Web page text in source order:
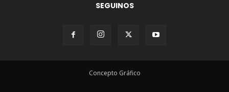
SEGUINOS
Concepto Gráfico